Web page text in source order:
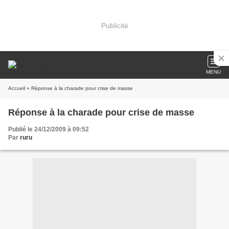
Publicité
MENU
Accueil » Réponse à la charade pour crise de masse
Réponse à la charade pour crise de masse
Publié le 24/12/2009 à 09:52
Par ruru